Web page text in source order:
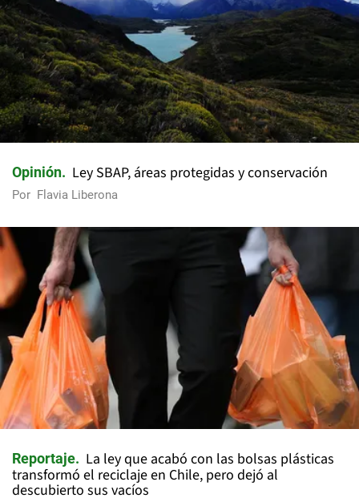
Opinión Ley SBAP, áreas protegidas y conservación
Por Flavia Liberona
Reportaje
La ley que acabó con las bolsas plásticas
transformó el reciclaje en Chile, pero dejó al
descubierto sus vacíos